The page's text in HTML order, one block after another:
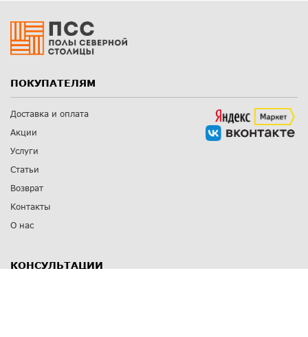
ПОКУПАТЕЛЯМ
Доставка и оплата
Акции
Услуги
Статьи
Возврат
Контакты
О нас
КОНСУЛЬТАЦИИ